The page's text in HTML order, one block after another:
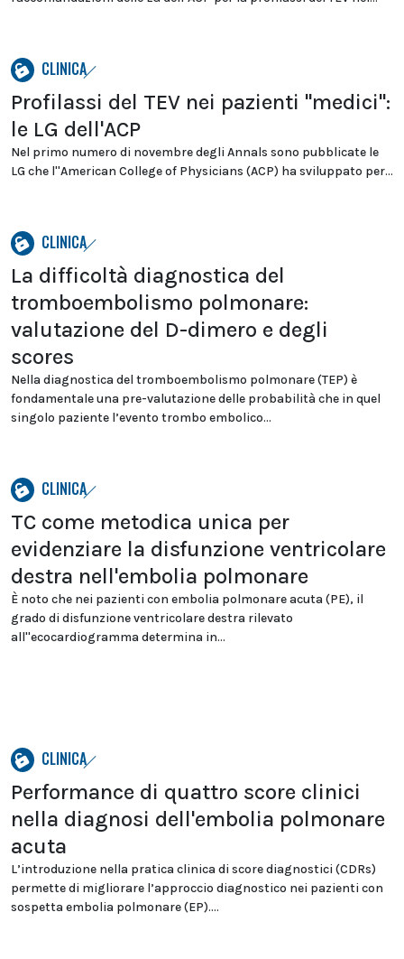
CLINICA
Profilassi del TEV nei pazienti "medici":
le LG dell'ACP
Nel primo numero di novembre degli Annals sono pubblicate le
LG che l''American College of Physicians (ACP) ha sviluppato per...
CLINICA
La difficoltà diagnostica del
tromboembolismo polmonare:
valutazione del D-dimero e degli
scores
Nella diagnostica del tromboembolismo polmonare (TEP) è
fondamentale una pre-valutazione delle probabilità che in quel
singolo paziente l’evento trombo embolico...
CLINICA
TC come metodica unica per
evidenziare la disfunzione ventricolare
destra nell'embolia polmonare
È noto che nei pazienti con embolia polmonare acuta (PE), il
grado di disfunzione ventricolare destra rilevato
all''ecocardiogramma determina in...
CLINICA
Performance di quattro score clinici
nella diagnosi dell'embolia polmonare
acuta
L’introduzione nella pratica clinica di score diagnostici (CDRs)
permette di migliorare l’approccio diagnostico nei pazienti con
sospetta embolia polmonare (EP)....